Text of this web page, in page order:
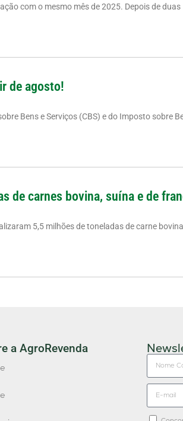
com o mesmo mês de 2025. Depois de duas
de agosto!
Bens e Serviços (CBS) e do Imposto sobre
de carnes bovina, suína e de
5,5 milhões de toneladas de carne
a AgroRevenda